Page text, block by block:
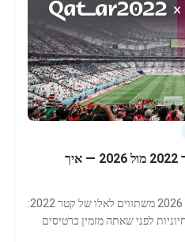
מחירי כרטיסים למונדיאל: קטר 2022 מול 2026 — איך
גלה איך מחירי כרטיסים למונדיאל 2026 משתווים לאלו של קטר 2022:
לפני שאתה מזמין כרטיסים